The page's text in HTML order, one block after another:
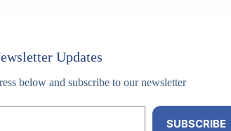
Updates
below and subscribe to our newsletter
SUBSCRIBE